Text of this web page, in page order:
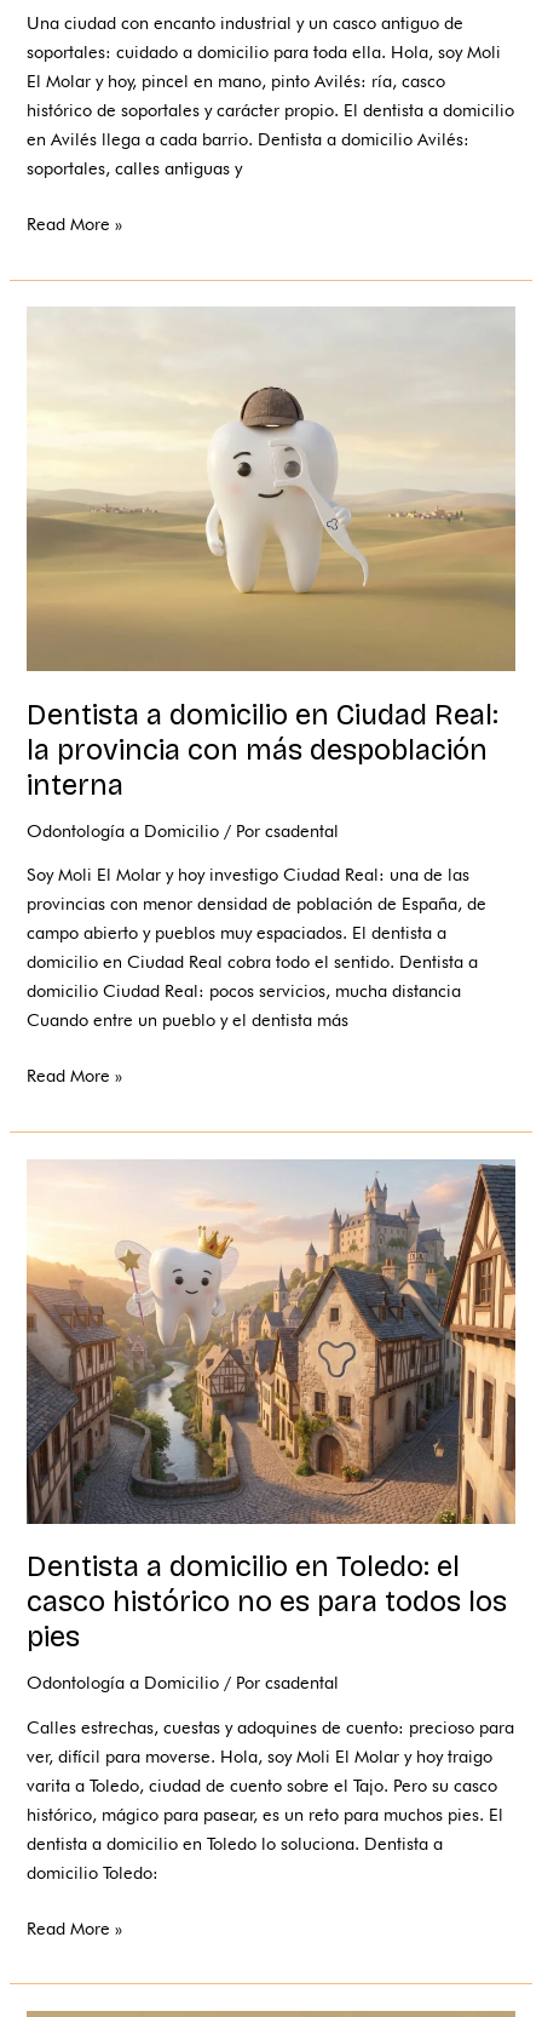
Una ciudad con encanto industrial y un casco antiguo de
soportales: cuidado a domicilio para toda ella. Hola, soy Moli
El Molar y hoy, pincel en mano, pinto Avilés: ría, casco
histórico de soportales y carácter propio. El dentista a domicilio
en Avilés llega a cada barrio. Dentista a domicilio Avilés:
soportales, calles antiguas y
Read More »
Dentista a domicilio en Ciudad Real:
la provincia con más despoblación
interna
Odontología a Domicilio / Porcsadental
Soy Moli El Molar y hoy investigo Ciudad Real: una de las
provincias con menor densidad de población de España, de
campo abierto y pueblos muy espaciados. El dentista a
domicilio en Ciudad Real cobra todo el sentido. Dentista a
domicilio Ciudad Real: pocos servicios, mucha distancia
Cuando entre un pueblo y el dentista más
la
provincia
con
Read More »
Dentista a domicilio en Toledo: el
casco histórico no es para todos los
pies
Odontología a Domicilio / Porcsadental
Calles estrechas, cuestas y adoquines de cuento: precioso para
ver, difícil para moverse. Hola, soy Moli El Molar y hoy traigo
varita a Toledo, ciudad de cuento sobre el Tajo. Pero su casco
histórico, mágico para pasear, es un reto para muchos pies. El
dentista a domicilio en Toledo lo soluciona. Dentista a
domicilio Toledo:
en
Toledo:
el
casco
histórico
no
es
para
todos
los
Read More »